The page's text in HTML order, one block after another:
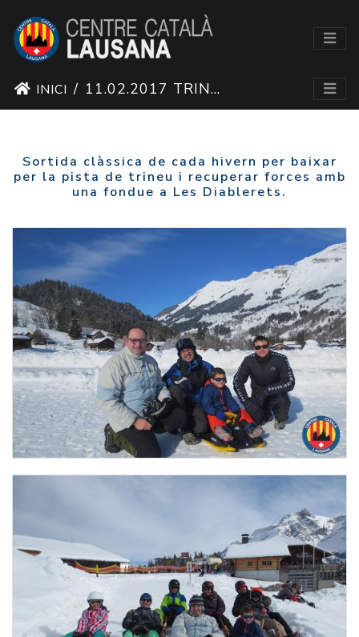
INICI 11.02.2017 TRINEU I FONDUE A LES DIABLERETS
Sortida clàssica de cada hivern per baixar
per la pista de trineu i recuperar forces amb
una fondue a Les Diablerets.